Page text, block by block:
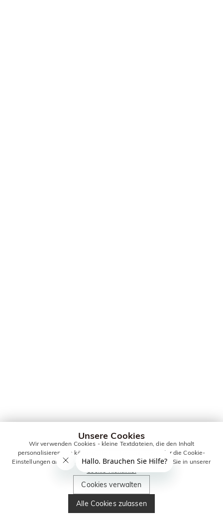
Unsere Cookies
Wir verwenden Cookies - kleine Textdateien, die den Inhalt
personalisieren. Sie können alle Cookies zulassen oder die Cookie-
Einstellungen anpassen. Weitere Informationen erhalten Sie in unserer
Cookie-Richtlinie.
Cookies verwalten
Alle Cookies zulassen